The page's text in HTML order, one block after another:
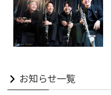
お知らせ一覧